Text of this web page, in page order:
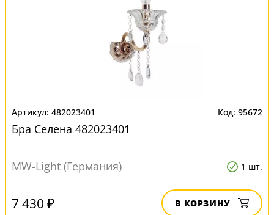
482023401 95672
Бра Селена 482023401
MW-Light (Германия) 1 шт.
7 430 ₽ В КОРЗИНУ